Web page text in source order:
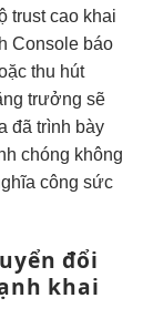
trust cao khai
Console báo
thu hút
trưởng sẽ
đã trình bày
chóng không
công sức
đổi
khai